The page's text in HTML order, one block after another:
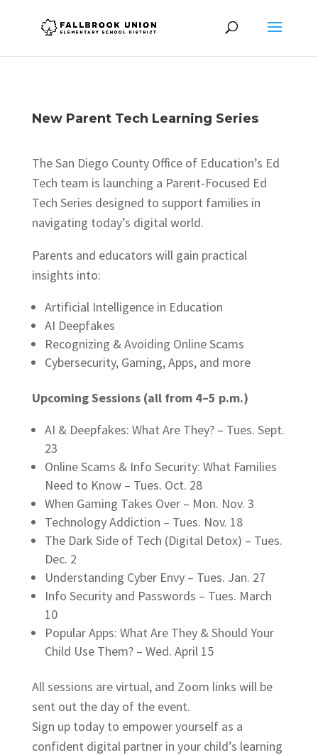
New Parent Tech Learning Series
The San Diego County Office of Education’s Ed
Tech team is launching a Parent-Focused Ed
Tech Series designed to support families in
navigating today’s digital world.
Parents and educators will gain practical
insights into:
Artificial Intelligence in Education
AI Deepfakes
Recognizing & Avoiding Online Scams
Cybersecurity, Gaming, Apps, and more
Upcoming Sessions (all from 4–5 p.m.)
AI & Deepfakes: What Are They? – Tues. Sept.
23
Online Scams & Info Security: What Families
Need to Know – Tues. Oct. 28
When Gaming Takes Over – Mon. Nov. 3
Technology Addiction – Tues. Nov. 18
The Dark Side of Tech (Digital Detox) – Tues.
Dec. 2
Understanding Cyber Envy – Tues. Jan. 27
Info Security and Passwords – Tues. March
10
Popular Apps: What Are They & Should Your
Child Use Them? – Wed. April 15
All sessions are virtual, and Zoom links will be
sent out the day of the event.
Sign up today to empower yourself as a
confident digital partner in your child’s learning